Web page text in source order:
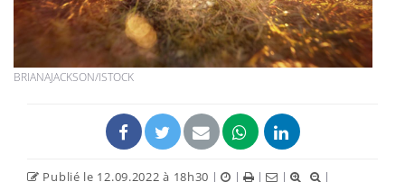
BRIANAJACKSON/ISTOCK
Publié le 12.09.2022 à 18h30 | | | |
|